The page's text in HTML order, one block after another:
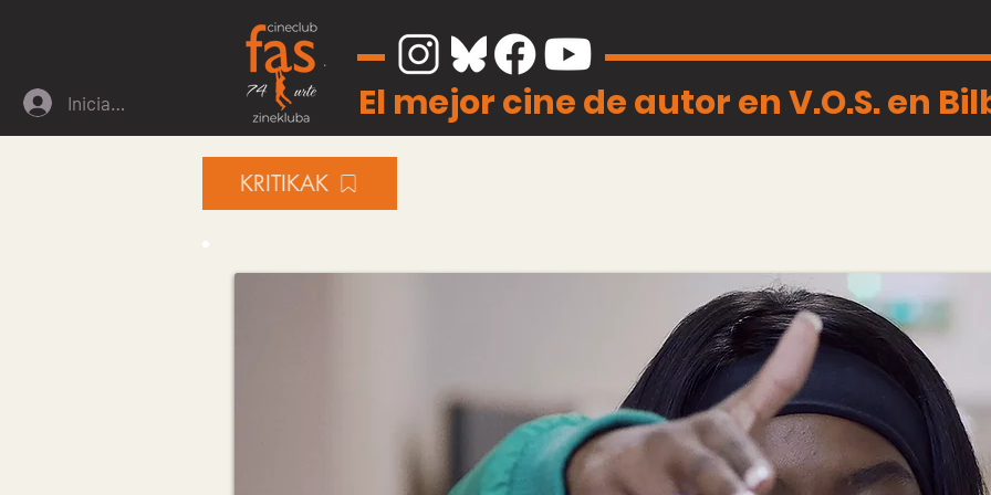
Iniciar sesión El mejor cine de autor en V.O.S. en
KRITIKAK